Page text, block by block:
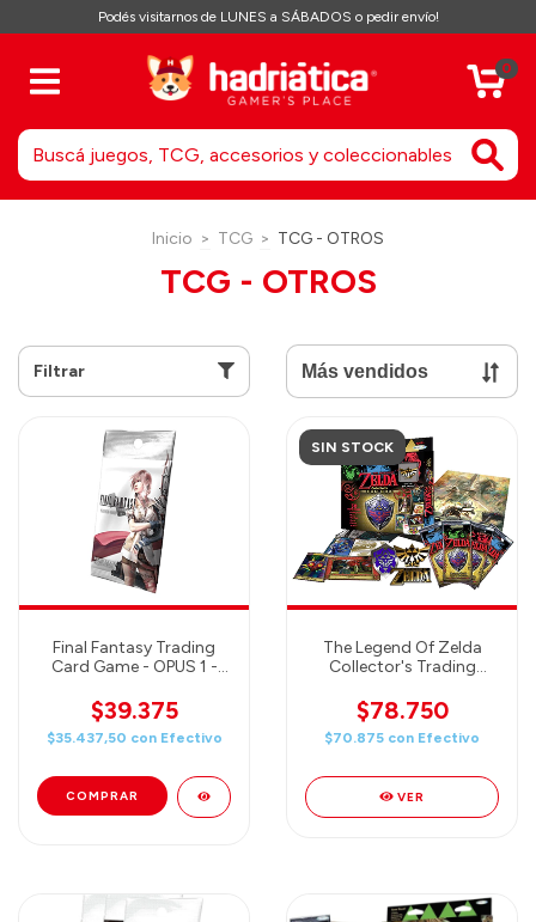
Podés visitarnos de LUNES a SÁBADOS o pedir envío!
0
Inicio > TCG > TCG - OTROS
TCG - OTROS
Filtrar
Final Fantasy Trading
Card Game - OPUS 1 -
$39.375
$35.437,50 con Efectivo
SIN STOCK
The Legend Of Zelda
Collector's Trading
of 6 cards each / Poster /
Foil Card / Collector Pin /
Gold Foil & More!
$78.750
$70.875 con Efectivo
VER